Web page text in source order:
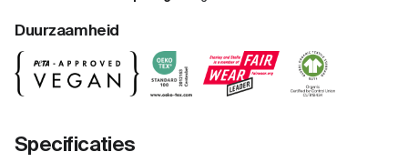
Duurzaamheid
Specificaties